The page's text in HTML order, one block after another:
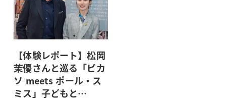
【体験レポート】松岡
茉優さんと巡る「ピカ
ソ meets ポール・ス
ミス」子どもと…